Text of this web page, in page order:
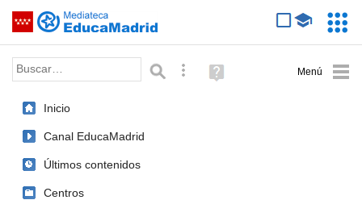
Saltar navegación
Palabra o frase: Búsqueda avanzada
Ayuda
(en
Inicio
Canal EducaMadrid
Últimos contenidos
Centros